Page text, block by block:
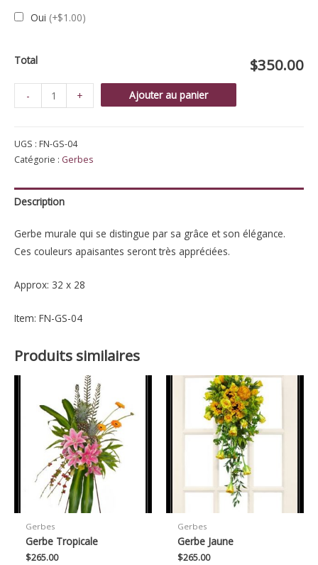
Oui (+$1.00)
Total $350.00
-
de
murale
élégante
+ Ajouter au panier
UGS : FN-GS-04
Catégorie : Gerbes
Description
Gerbe murale qui se distingue par sa grâce et son élégance.
Ces couleurs apaisantes seront très appréciées.
Approx: 32 x 28
Item: FN-GS-04
Produits similaires
Gerbes
Gerbe Tropicale
$265.00
Gerbes
Gerbe Jaune
$265.00